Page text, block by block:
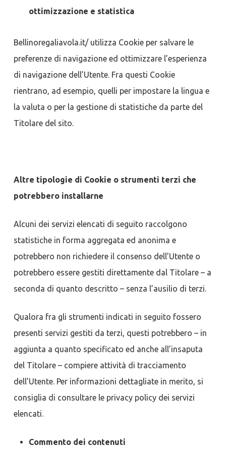
ottimizzazione e statistica
Bellinoregaliavola.it/ utilizza Cookie per salvare le
preferenze di navigazione ed ottimizzare l’esperienza
di navigazione dell’Utente. Fra questi Cookie
rientrano, ad esempio, quelli per impostare la lingua e
la valuta o per la gestione di statistiche da parte del
Titolare del sito.
Altre tipologie di Cookie o strumenti terzi che
potrebbero installarne
Alcuni dei servizi elencati di seguito raccolgono
statistiche in forma aggregata ed anonima e
potrebbero non richiedere il consenso dell’Utente o
potrebbero essere gestiti direttamente dal Titolare – a
seconda di quanto descritto – senza l’ausilio di terzi.
Qualora fra gli strumenti indicati in seguito fossero
presenti servizi gestiti da terzi, questi potrebbero – in
aggiunta a quanto specificato ed anche all’insaputa
del Titolare – compiere attività di tracciamento
dell’Utente. Per informazioni dettagliate in merito, si
consiglia di consultare le privacy policy dei servizi
elencati.
Commento dei contenuti